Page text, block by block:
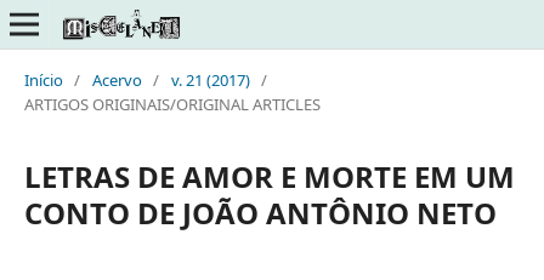
Início / Acervo / v. 21 (2017) /
ARTIGOS ORIGINAIS/ORIGINAL ARTICLES
LETRAS DE AMOR E MORTE EM UM
CONTO DE JOÃO ANTÔNIO NETO